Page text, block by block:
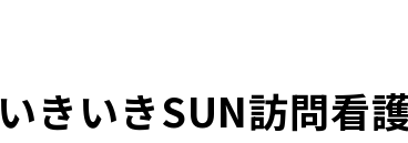
いきいきSUN訪問看